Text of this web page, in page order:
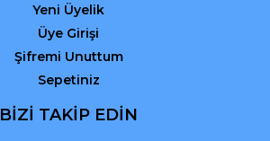
Yeni Üyelik
Üye Girişi
Şifremi Unuttum
Sepetiniz
BİZİ TAKİP EDİN